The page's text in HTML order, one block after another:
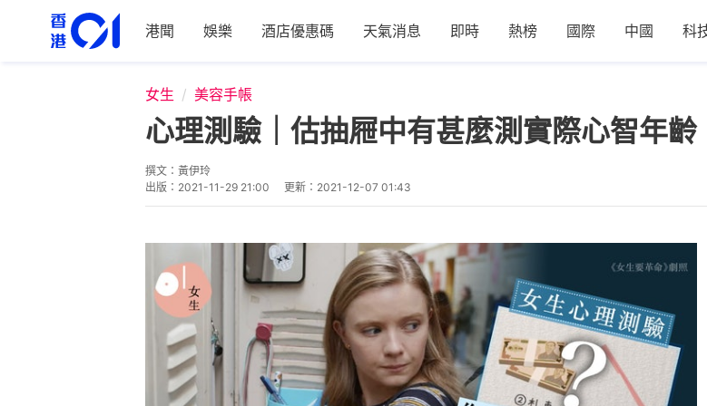
港聞 娛樂 酒店優惠碼 天氣消息 即時 熱榜 國際 中國 科
女生 美容手帳
心理測驗｜估抽屜中有甚麼測實際心智年齡
撰文： 黃伊玲
出版： 2021-11-29 21:00 更新： 2021-12-07 01:43